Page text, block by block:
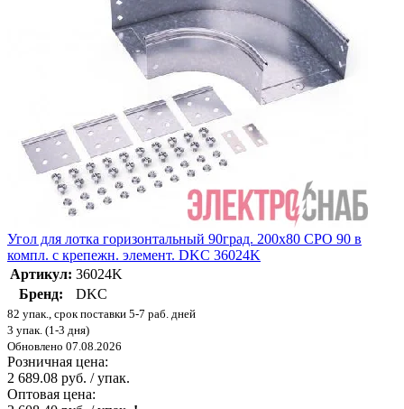
Угол для лотка горизонтальный 90град. 200х80 CPO 90 в
компл. с крепежн. элемент. DKC 36024K
Артикул: 36024K
Бренд:
DKC
82 упак., срок поставки 5-7 раб. дней
3 упак. (1-3 дня)
Обновлено 07.08.2026
Розничная цена:
2 689.08 руб. / упак.
Оптовая цена: